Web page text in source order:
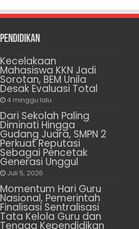
Pendidikan
Kecelakaan
Mahasiswa KKN Jadi
Sorotan, BEM Unila
Desak Evaluasi Total
4 minggu lalu
Dari Sekolah Paling
Diminati Hingga
Gudang Juara, SMPN 2
Perkuat Reputasi
Sebagai Pencetak
Generasi Unggul
Juli 5, 2026
Momentum Hari Guru
Nasional, Pemerintah
Finalisasi Sentralisasi
Tata Kelola Guru dan
Tenaga Kependidikan